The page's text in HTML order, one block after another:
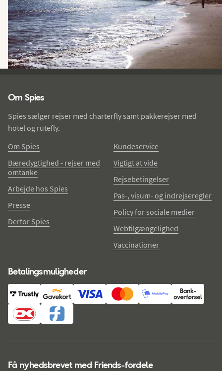
Om Spies
Spies sælger rejser med charterfly samt pakkerejser med
hotel og rutefly.
Om Spies
Bæredygtighed - rejser med
omtanke
Arbejde hos Spies
Presse
Derfor Spies
Kundeservice
Vigtigt at vide
Rejsebetingelser
Pas-, visum- og indrejseregler
Policy for sociale medier
Webtilgængelighed
Vaccinationer
Betalingsmuligheder
Få nyhedsbrevet med Friends-fordele